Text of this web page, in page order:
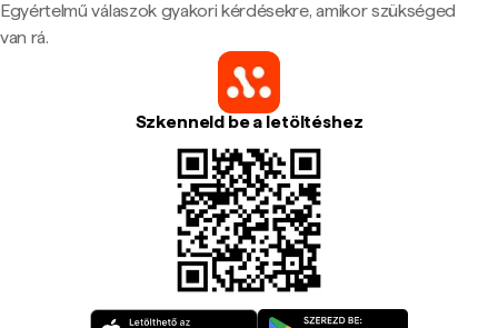
Egyértelmű válaszok gyakori kérdésekre, amikor szükséged
van rá.
Szkenneld be a letöltéshez